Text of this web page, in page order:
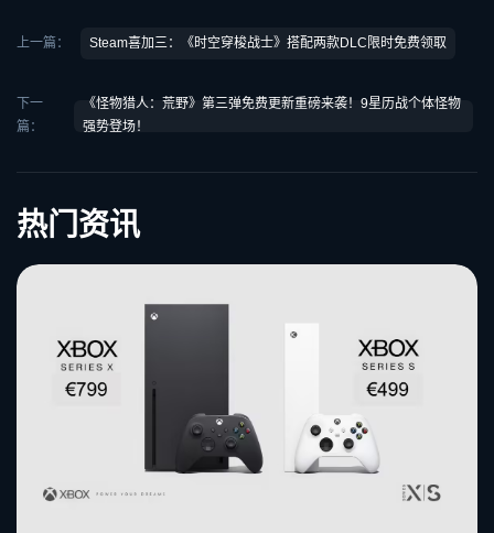
上一篇： Steam喜加三：《时空穿梭战士》搭配两款DLC限时免费领取
下一
篇：
《怪物猎人：荒野》第三弹免费更新重磅来袭！9星历战个体怪物
强势登场！
热门资讯